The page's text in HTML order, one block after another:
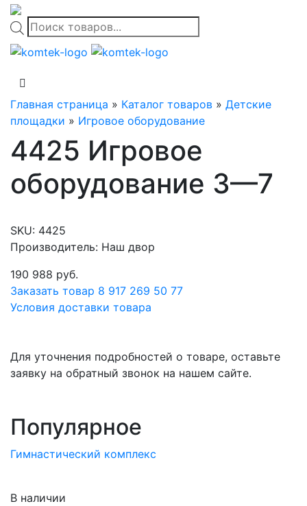
Поиск
товаров
Главная страница » Каталог товаров » Детские
площадки » Игровое оборудование
Для уточнения подробностей о товаре, оставьте
заявку на обратный звонок на нашем сайте.
4425 Игровое
оборудование 3—7
SKU: 4425
Производитель: Наш двор
190 988 руб.
Заказать товар 8 917 269 50 77
Условия доставки товара
Популярное
Гимнастический комплекс
В наличии